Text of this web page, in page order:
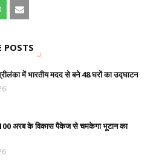
POSTS
में भारतीय मदद से बने 48 घरों का उद्घाटन
अरब के विकास पैकेज से चमकेगा भूटान का